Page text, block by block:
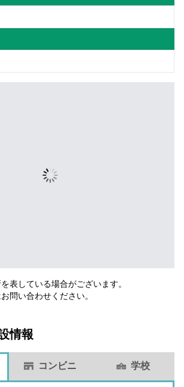
表している場合がございます。
問い合わせください。
情報
コンビニ 学校